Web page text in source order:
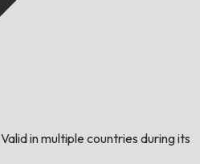
Valid in multiple countries during its